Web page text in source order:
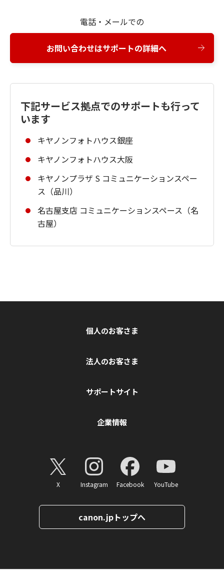
電話・メールでの
お問い合わせはサポートの詳細へ
下記サービス拠点でのサポートも行って
います
キヤノンフォトハウス銀座
キヤノンフォトハウス大阪
キヤノンプラザ S コミュニケーションスペー
ス（品川）
名古屋支店 コミュニケーションスペース（名
古屋）
個人のお客さま
法人のお客さま
サポートサイト
企業情報
X Instagram Facebook YouTube
canon.jpトップへ